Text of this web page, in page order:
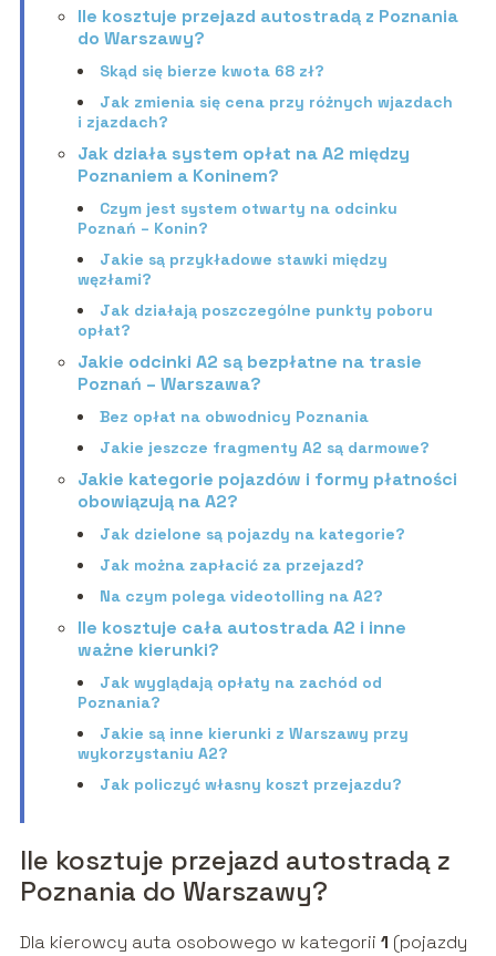
Ile kosztuje przejazd autostradą z Poznania
do Warszawy?
Skąd się bierze kwota 68 zł?
Jak zmienia się cena przy różnych wjazdach
i zjazdach?
Jak działa system opłat na A2 między
Poznaniem a Koninem?
Czym jest system otwarty na odcinku
Poznań – Konin?
Jakie są przykładowe stawki między
węzłami?
Jak działają poszczególne punkty poboru
opłat?
Jakie odcinki A2 są bezpłatne na trasie
Poznań – Warszawa?
Bez opłat na obwodnicy Poznania
Jakie jeszcze fragmenty A2 są darmowe?
Jakie kategorie pojazdów i formy płatności
obowiązują na A2?
Jak dzielone są pojazdy na kategorie?
Jak można zapłacić za przejazd?
Na czym polega videotolling na A2?
Ile kosztuje cała autostrada A2 i inne
ważne kierunki?
Jak wyglądają opłaty na zachód od
Poznania?
Jakie są inne kierunki z Warszawy przy
wykorzystaniu A2?
Jak policzyć własny koszt przejazdu?
Ile kosztuje przejazd autostradą z
Poznania do Warszawy?
Dla kierowcy auta osobowego w kategorii 1 (pojazdy